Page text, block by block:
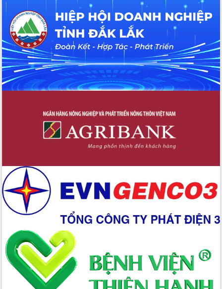
Tháo gỡ những vướng mắc, đẩy mạnh
công tác cải cách thủ tục hành chính
tại Trung tâm Phục vụ hành chính
công tỉnh
Đắk Lắk: Tôn vinh 46 giải pháp tại Hội
thi Sáng tạo Kỹ thuật 2024 - 2025
Đắk Lắk rà soát, điều chỉnh Đề án 190
về phát triển nuôi trồng thủy sản
Dự án cao tốc Khánh Hòa - Buôn Ma
Định vị cà phê Việt Nam như một “di
sản sống” trong dòng chảy toàn cầu
sống người dân từ những mô hình thiết
Quyết liệt tháo gỡ vướng mắc, đẩy
nhanh tiến độ các dự án trọng điểm
trong Khu kinh tế Nam Phú Yên
Hòn Yến phát triển du lịch gắn với bảo
tồn biển
Lấy ý kiến điều chỉnh Quy hoạch tỉnh
Đắk Lắk thời kỳ 2021-2030, tầm nhìn
đến năm 2050
Phát động chiến dịch 30 ngày đêm